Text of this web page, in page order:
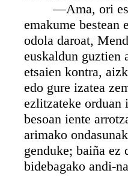
—Ama, ori
emakume bestean
odola daroat,
euskaldun guztien
etsaien kontra,
edo gure izatea
ezlitzateke orduan
besoan iente
arimako
genduke; baiña ez
bidebagako andi-